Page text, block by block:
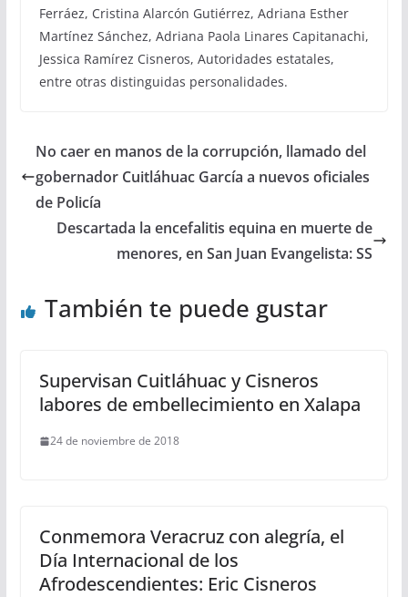
Ferráez, Cristina Alarcón Gutiérrez, Adriana Esther
Martínez Sánchez, Adriana Paola Linares Capitanachi,
Jessica Ramírez Cisneros, Autoridades estatales,
entre otras distinguidas personalidades.
No caer en manos de la corrupción, llamado del
gobernador Cuitláhuac García a nuevos oficiales
de Policía
Descartada la encefalitis equina en muerte de
menores, en San Juan Evangelista: SS
También te puede gustar
Supervisan Cuitláhuac y Cisneros
labores de embellecimiento en Xalapa
24 de noviembre de 2018
Conmemora Veracruz con alegría, el
Día Internacional de los
Afrodescendientes: Eric Cisneros